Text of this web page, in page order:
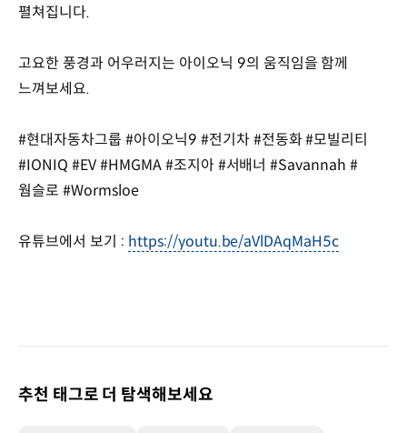
펼쳐집니다.
고요한 풍경과 어우러지는 아이오닉 9의 움직임을 함께
느껴보세요.
#현대자동차그룹 #아이오닉9 #전기차 #전동화 #모빌리티
#IONIQ #EV #HMGMA #조지아 #서배너 #Savannah #
웜슬로 #Wormsloe
유튜브에서 보기 : https://youtu.be/aVlDAqMaH5c
추천 태그로 더 탐색해보세요